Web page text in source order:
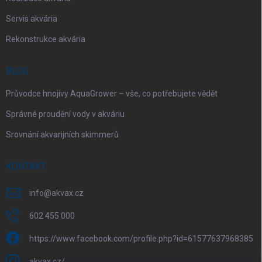
Servis akvária
Rekonstrukce akvária
BLOG
Průvodce hnojivy AquaGrower – vše, co potřebujete vědět
Správné proudění vody v akváriu
Srovnání akvarijních skimmerů
KONTAKT
info@akvax.cz
602 455 000
https://www.facebook.com/profile.php?id=61577637968385